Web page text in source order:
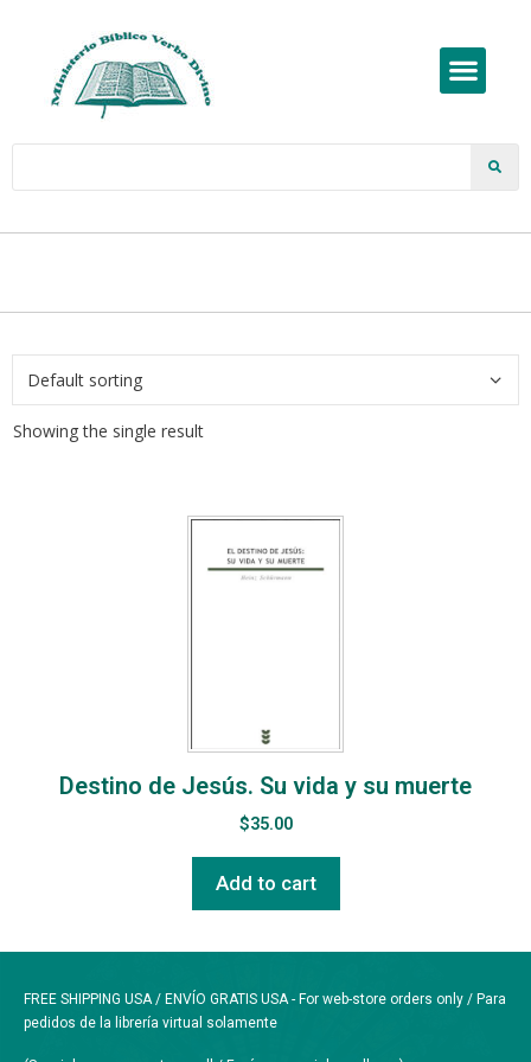
Showing the single result
Destino de Jesús. Su vida y su muerte
$35.00
Add to cart
FREE SHIPPING USA / ENVÍO GRATIS USA - For web-store orders only / Para
pedidos de la librería virtual solamente